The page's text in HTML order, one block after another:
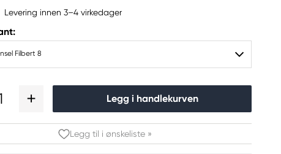
Levering innen 3–4 virkedager
Filbert 8
Legg i handlekurven
Legg til i ønskeliste »